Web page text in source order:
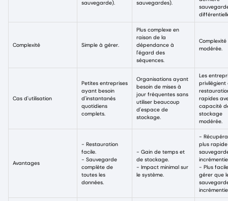
sauvegarde). sauvegardes).
Complexité Simple à gérer.
Plus complexe en
raison de la
dépendance à
l'égard des
séquences.
Complexité
modérée.
Cas d'utilisation
Petites entreprises
ayant besoin
d'instantanés
quotidiens
complets.
Organisations ayant
besoin de mises à
jour fréquentes sans
utiliser beaucoup
d'espace de
stockage.
Les
privilégient
rapides
capacité
stockage
modérée.
Avantages
- Restauration
facile.
- Sauvegarde
complète de
toutes les
données.
- Gain de temps et
de stockage.
- Impact minimal sur
le système.
-
plus
- Plus
gérer que